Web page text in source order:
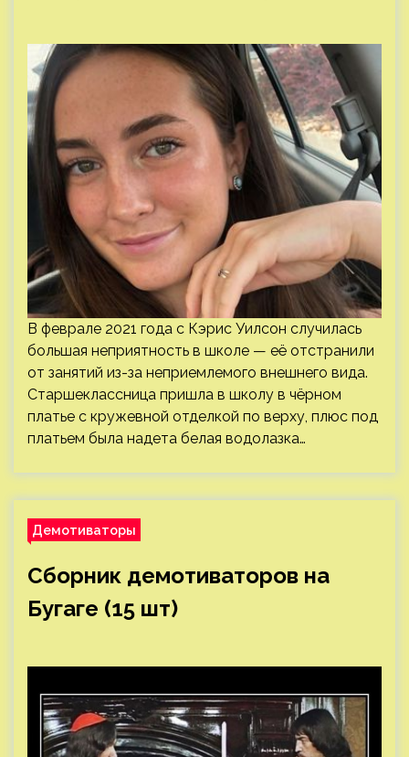
В феврале 2021 года с Кэрис Уилсон случилась
большая неприятность в школе — её отстранили
от занятий из-за неприемлемого внешнего вида.
Старшеклассница пришла в школу в чёрном
платье с кружевной отделкой по верху, плюс под
платьем была надета белая водолазка…
Демотиваторы
Сборник демотиваторов на
Бугаге (15 шт)